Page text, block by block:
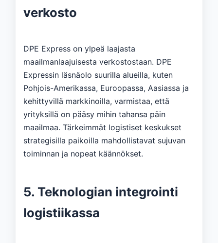
verkosto
DPE Express on ylpeä laajasta
maailmanlaajuisesta verkostostaan. DPE
Expressin läsnäolo suurilla alueilla, kuten
Pohjois-Amerikassa, Euroopassa, Aasiassa ja
kehittyvillä markkinoilla, varmistaa, että
yrityksillä on pääsy mihin tahansa päin
maailmaa. Tärkeimmät logistiset keskukset
strategisilla paikoilla mahdollistavat sujuvan
toiminnan ja nopeat käännökset.
5. Teknologian integrointi
logistiikassa